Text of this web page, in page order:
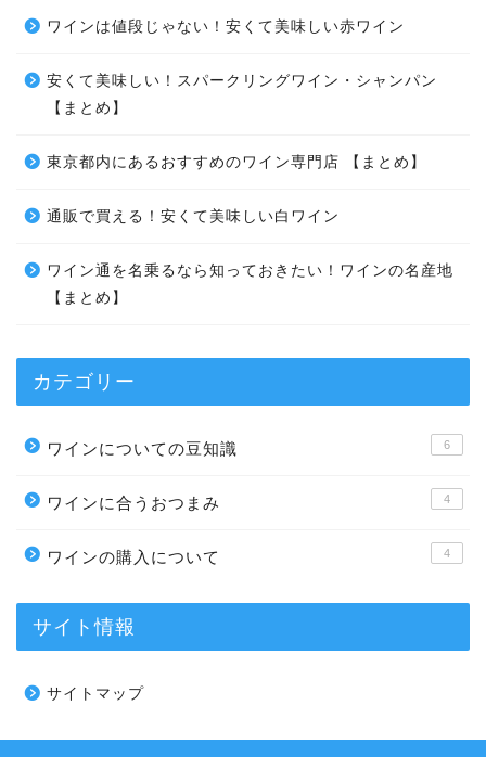
ワインは値段じゃない！安くて美味しい赤ワイン
安くて美味しい！スパークリングワイン・シャンパン
【まとめ】
東京都内にあるおすすめのワイン専門店 【まとめ】
通販で買える！安くて美味しい白ワイン
ワイン通を名乗るなら知っておきたい！ワインの名産地
【まとめ】
カテゴリー
ワインについての豆知識 6
ワインに合うおつまみ 4
ワインの購入について 4
サイト情報
サイトマップ